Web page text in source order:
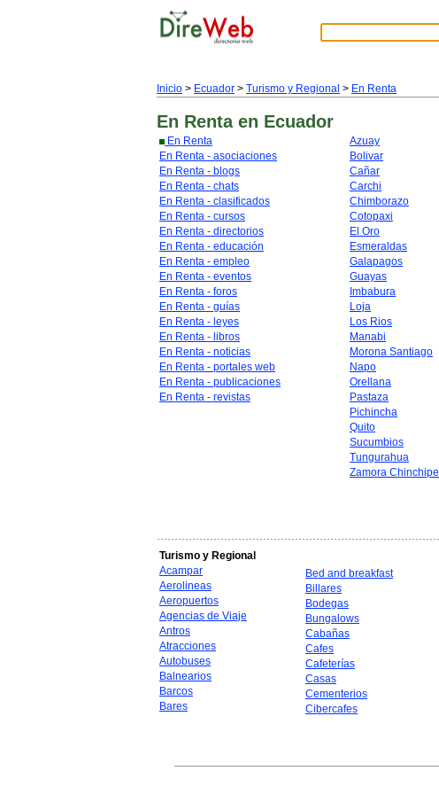
Inicio > Ecuador > Turismo y Regional > En Renta
En Renta en Ecuador
En Renta
En Renta - asociaciones
En Renta - blogs
En Renta - chats
En Renta - clasificados
En Renta - cursos
En Renta - directorios
En Renta - educación
En Renta - empleo
En Renta - eventos
En Renta - foros
En Renta - guías
En Renta - leyes
En Renta - libros
En Renta - noticias
En Renta - portales web
En Renta - publicaciones
En Renta - revistas
Azuay
Bolivar
Cañar
Carchi
Chimborazo
Cotopaxi
El Oro
Esmeraldas
Galapagos
Guayas
Imbabura
Loja
Los Rios
Manabi
Morona Santiago
Napo
Orellana
Pastaza
Pichincha
Quito
Sucumbios
Tungurahua
Zamora Chinchipe
Turismo y Regional
Acampar
Aerolineas
Aeropuertos
Agencias de Viaje
Antros
Atracciones
Autobuses
Balnearios
Barcos
Bares
Bed and breakfast
Billares
Bodegas
Bungalows
Cabañas
Cafes
Cafeterías
Casas
Cementerios
Cibercafes